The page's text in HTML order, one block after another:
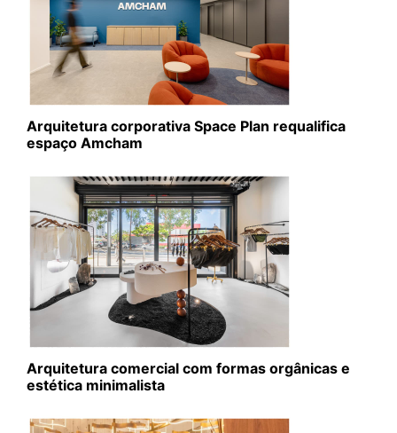
Arquitetura corporativa Space Plan requalifica
espaço Amcham
Arquitetura comercial com formas orgânicas e
estética minimalista